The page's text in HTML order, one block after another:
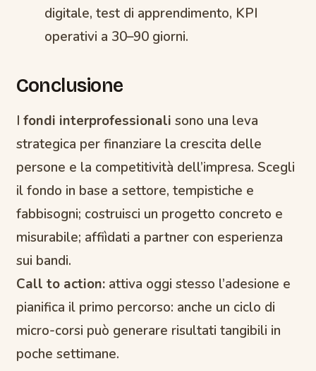
digitale, test di apprendimento, KPI
operativi a 30–90 giorni.
Conclusione
I fondi interprofessionali sono una leva
strategica per finanziare la crescita delle
persone e la competitività dell’impresa. Scegli
il fondo in base a settore, tempistiche e
fabbisogni; costruisci un progetto concreto e
misurabile; affiìdati a partner con esperienza
sui bandi.
Call to action:attiva oggi stesso l’adesione e
pianifica il primo percorso: anche un ciclo di
micro-corsi può generare risultati tangibili in
poche settimane.